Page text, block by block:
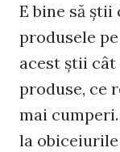
E bine să
produsele
acest ştii
produse, ce
mai
la